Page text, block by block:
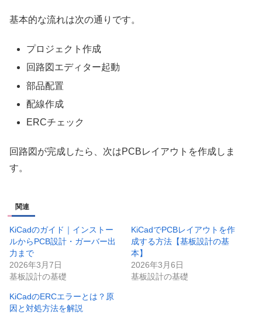
基本的な流れは次の通りです。
プロジェクト作成
回路図エディター起動
部品配置
配線作成
ERCチェック
回路図が完成したら、次はPCBレイアウトを作成しま
す。
関連
KiCadのガイド｜インストー
ルからPCB設計・ガーバー出
力まで
2026年3月7日
基板設計の基礎
KiCadでPCBレイアウトを作
成する方法【基板設計の基
本】
2026年3月6日
基板設計の基礎
KiCadのERCエラーとは？原
因と対処方法を解説